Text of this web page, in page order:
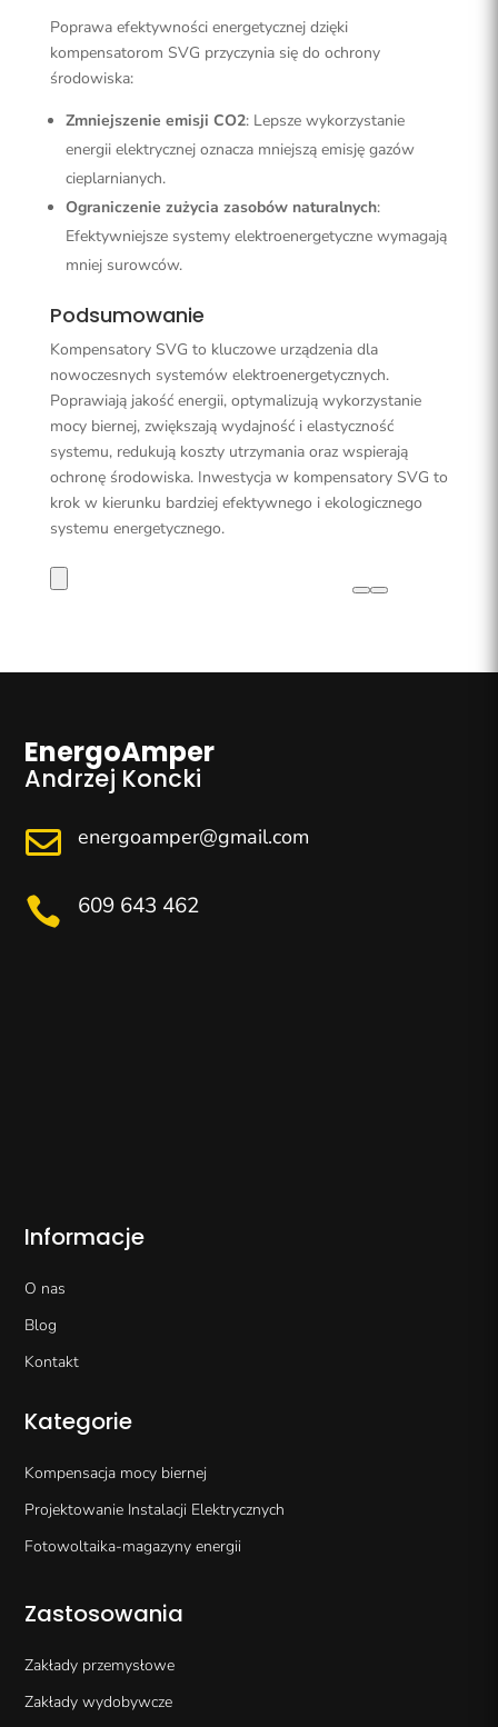
Poprawa efektywności energetycznej dzięki
kompensatorom SVG przyczynia się do ochrony
środowiska:
Zmniejszenie emisji CO2: Lepsze wykorzystanie
energii elektrycznej oznacza mniejszą emisję gazów
cieplarnianych.
Ograniczenie zużycia zasobów naturalnych:
Efektywniejsze systemy elektroenergetyczne wymagają
mniej surowców.
Podsumowanie
Kompensatory SVG to kluczowe urządzenia dla
nowoczesnych systemów elektroenergetycznych.
Poprawiają jakość energii, optymalizują wykorzystanie
mocy biernej, zwiększają wydajność i elastyczność
systemu, redukują koszty utrzymania oraz wspierają
ochronę środowiska. Inwestycja w kompensatory SVG to
krok w kierunku bardziej efektywnego i ekologicznego
systemu energetycznego.
EnergoAmper
Andrzej Koncki
 energoamper@gmail.com
 609 643 462
Informacje
O nas
Blog
Kontakt
Kategorie
Kompensacja mocy biernej
Projektowanie Instalacji Elektrycznych
Fotowoltaika-magazyny energii
Zastosowania
Zakłady przemysłowe
Zakłady wydobywcze